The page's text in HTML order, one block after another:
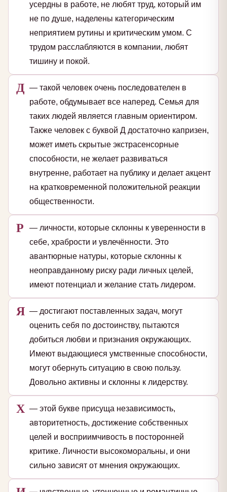
усердны в работе, не любят труд, который им
не по душе, наделены категорическим
неприятием рутины и критическим умом. С
трудом расслабляются в компании, любят
тишину и покой.
Д — такой человек очень последователен в
работе, обдумывает все наперед. Семья для
таких людей является главным ориентиром.
Также человек с буквой Д достаточно капризен,
может иметь скрытые экстрасенсорные
способности, не желает развиваться
внутренне, работает на публику и делает акцент
на кратковременной положительной реакции
общественности.
Р
— личности, которые склонны к уверенности в
себе, храбрости и увлечённости. Это
авантюрные натуры, которые склонны к
неоправданному риску ради личных целей,
имеют потенциал и желание стать лидером.
Я — достигают поставленных задач, могут
оценить себя по достоинству, пытаются
добиться любви и признания окружающих.
Имеют выдающиеся умственные способности,
могут обернуть ситуацию в свою пользу.
Довольно активны и склонны к лидерству.
Х — этой букве присуща независимость,
авторитетность, достижение собственных
целей и восприимчивость в посторонней
критике. Личности высокоморальны, и они
сильно зависят от мнения окружающих.